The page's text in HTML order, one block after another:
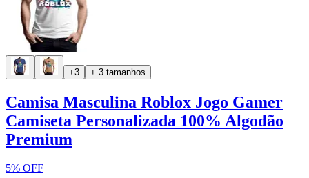
+3 + 3 tamanhos
Camisa Masculina Roblox Jogo Gamer
Camiseta Personalizada 100% Algodão
Premium
5% OFF